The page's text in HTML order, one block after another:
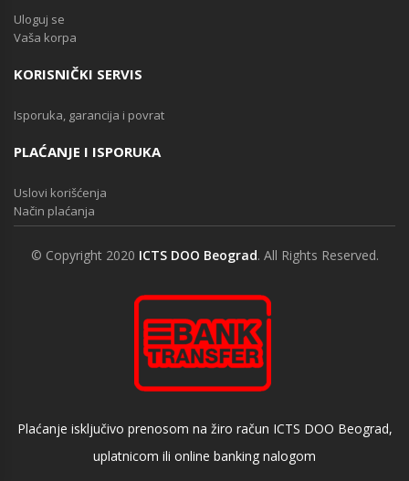
Uloguj se
Vaša korpa
KORISNIČKI SERVIS
Isporuka, garancija i povrat
PLAĆANJE I ISPORUKA
Uslovi korišćenja
Način plaćanja
© Copyright 2020 ICTS DOO Beograd. All Rights Reserved.
Plaćanje isključivo prenosom na žiro račun ICTS DOO Beograd,
uplatnicom ili online banking nalogom